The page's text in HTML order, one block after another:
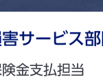
サービス部
金支払担当